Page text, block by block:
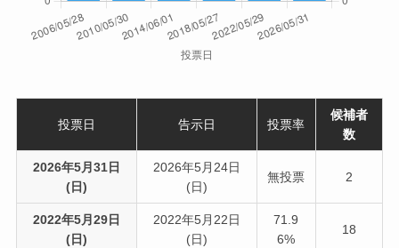
投票日 告示日 投票率
候補者
数
2026年5月31日
(日)
2026年5月24日
(日)
無投票 2
2022年5月29日
(日)
2022年5月22日
(日)
71.9
6%
18